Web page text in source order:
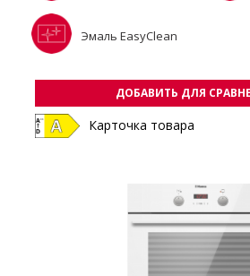
Эмаль EasyClean
ДОБАВИТЬ ДЛЯ
Карточка товара